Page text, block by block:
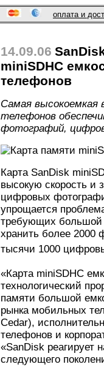
оплата и
14.09.06
miniSDHC
телефонов
Самая высокоемкая
телефонов
фотографий,
Карта SanDisk
высокую скорость и
цифровых
упрощается
требующих большой
хранить более 2000
тысячи 1000
«Карта miniSDHC
технологический
памяти большой
рынка мобильных
Cedar),
телефонов и
«SanDisk реагирует
следующего